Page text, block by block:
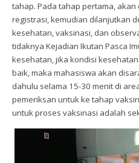
tahap. Pada tahap pertama,
registrasi, kemudian dilanjutkan
kesehatan, vaksinasi, dan
tidaknya Kejadian Ikutan Pasca
kesehatan, jika kondisi
baik, maka mahasiswa akan
dahulu selama 15-30 menit di
pemeriksan untuk ke tahap
untuk proses vaksinasi adalah